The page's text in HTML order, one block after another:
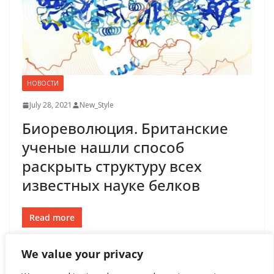
We value your privacy
НОВОСТИ
July 28, 2021 New_Style
Биореволюция. Британские
ученые нашли способ
раскрыть структуру всех
известных науке белков
Read more